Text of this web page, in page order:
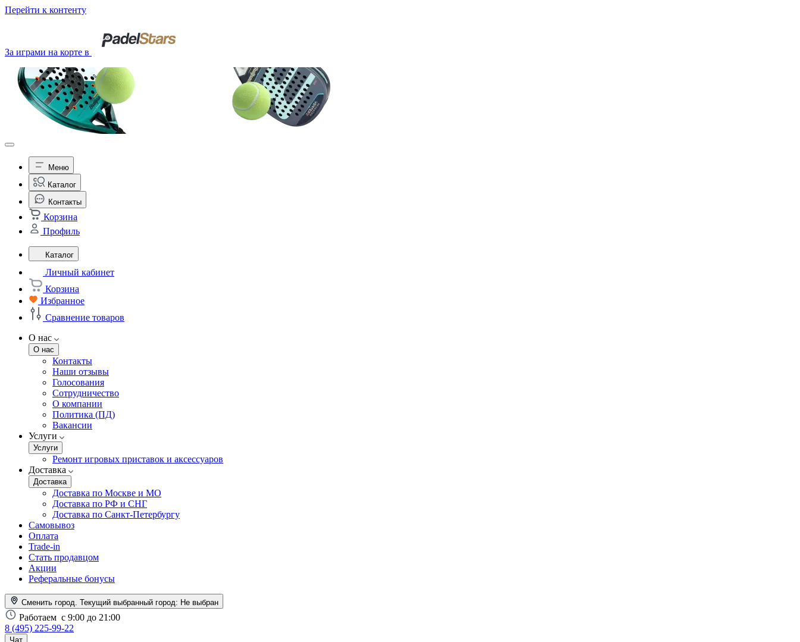
Перейти к контенту
За играми на корте в
Меню
Каталог
Контакты
Корзина
Профиль
Каталог
Личный кабинет
Корзина
Избранное
Сравнение товаров
О нас
О нас
Контакты
Наши отзывы
Голосования
Сотрудничество
О компании
Политика (ПД)
Вакансии
Услуги
Услуги
Ремонт игровых приставок и аксессуаров
Доставка
Доставка
Доставка по Москве и МО
Доставка по РФ и СНГ
Доставка по Санкт-Петербургу
Самовывоз
Оплата
Trade-in
Стать продавцом
Акции
Реферальные бонусы
Сменить город. Текущий выбранный город: Не выбран
Работаем с 9:00 до 21:00
8 (495) 225-99-22
Чат